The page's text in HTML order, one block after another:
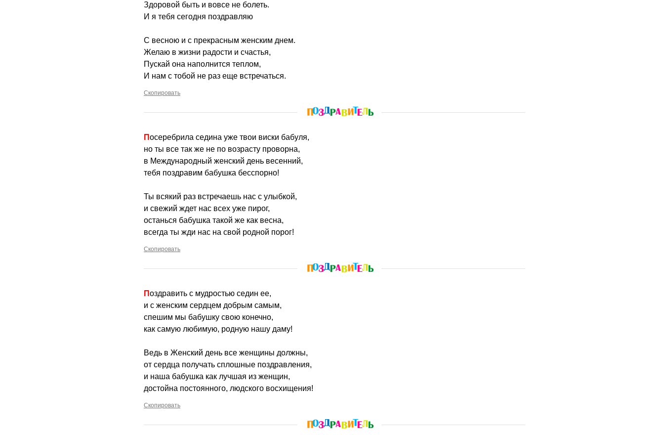
Здоровой быть и вовсе не болеть.
И я тебя сегодня поздравляю
С весною и с прекрасным женским днем.
Желаю в жизни радости и счастья,
Пускай она наполнится теплом,
И нам с тобой не раз еще встречаться.
Скопировать
Посеребрила седина уже твои виски бабуля,
но ты все так же не по возрасту проворна,
в Международный женский день весенний,
тебя поздравим бабушка бесспорно!
Ты всякий раз встречаешь нас с улыбкой,
и свежий ждет нас всех уже пирог,
останься бабушка такой же как весна,
всегда ты жди нас на свой родной порог!
Скопировать
Поздравить с мудростью седин ее,
и с женским сердцем добрым самым,
спешим мы бабушку свою конечно,
как самую любимую, родную нашу даму!
Ведь в Женский день все женщины должны,
от сердца получать сплошные поздравления,
и наша бабушка как лучшая из женщин,
достойна постоянного, людского восхищения!
Скопировать